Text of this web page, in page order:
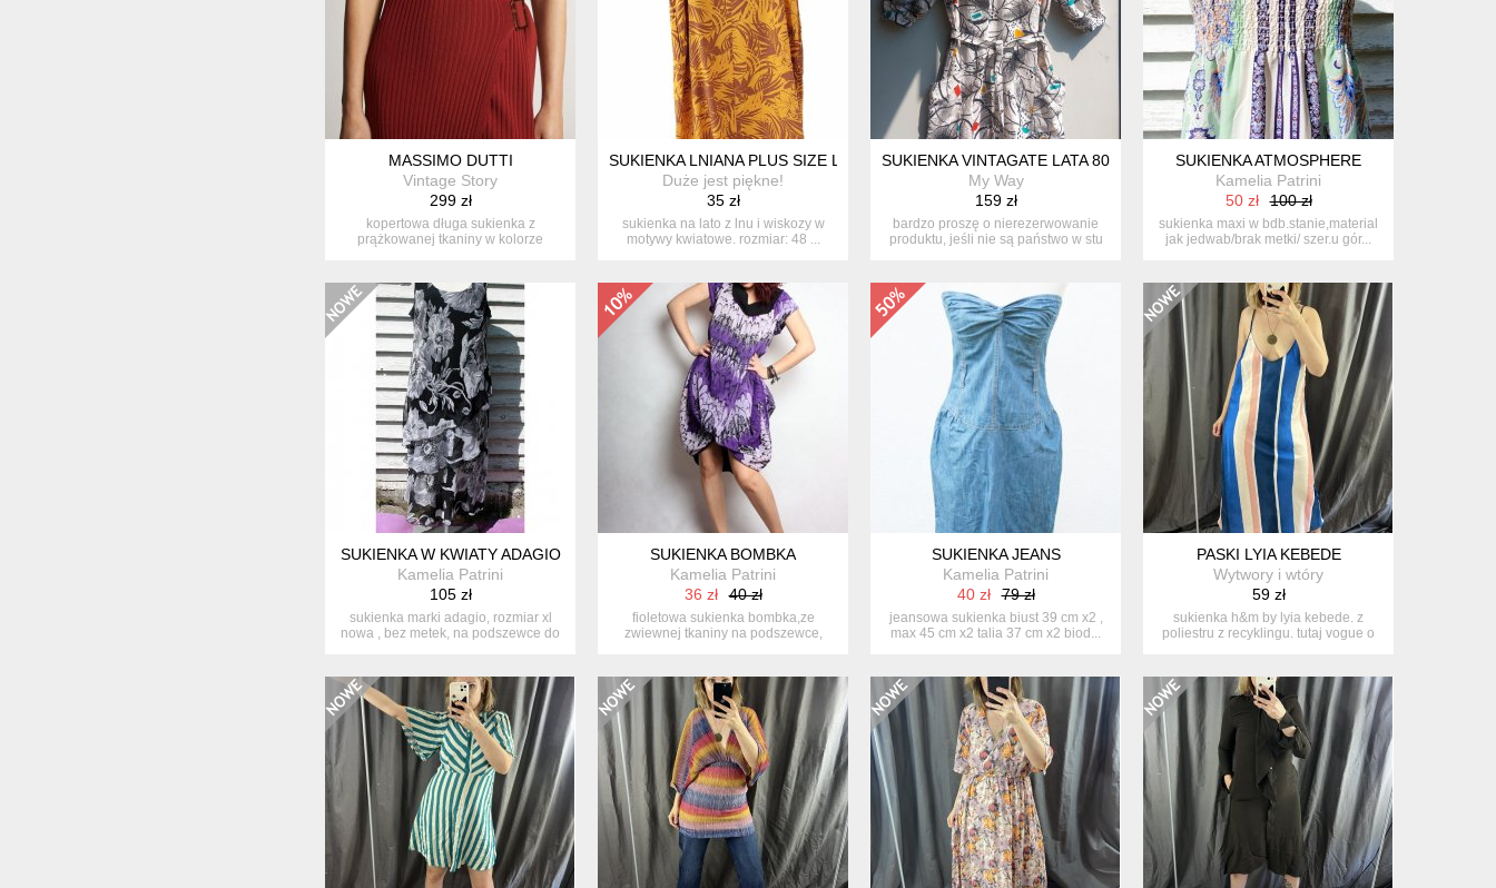
MASSIMO DUTTI
Vintage Story
299 zł
kopertowa długa sukienka z
prążkowanej tkaniny w kolorze
SUKIENKA LNIANA PLUS SIZE LEN WISKOZA 48 DUŻY ROZMIAR
Duże jest piękne!
35 zł
sukienka na lato z lnu i wiskozy w
motywy kwiatowe. rozmiar: 48 ...
SUKIENKA VINTAGATE LATA 80.
My Way
159 zł
bardzo proszę o nierezerwowanie
produktu, jeśli nie są państwo w stu
SUKIENKA ATMOSPHERE
Kamelia Patrini
50 zł
100 zł
sukienka maxi w bdb.stanie,material
jak jedwab/brak metki/ szer.u gór...
SUKIENKA W KWIATY ADAGIO
Kamelia Patrini
105 zł
sukienka marki adagio, rozmiar xl
nowa , bez metek, na podszewce do
SUKIENKA BOMBKA
Kamelia Patrini
36 zł
40 zł
fioletowa sukienka bombka,ze
zwiewnej tkaniny na podszewce,
SUKIENKA JEANS
Kamelia Patrini
40 zł
79 zł
jeansowa sukienka biust 39 cm x2 ,
max 45 cm x2 talia 37 cm x2 biod...
PASKI LYIA KEBEDE
Wytwory i wtóry
59 zł
sukienka h&m by lyia kebede. z
poliestru z recyklingu. tutaj vogue o